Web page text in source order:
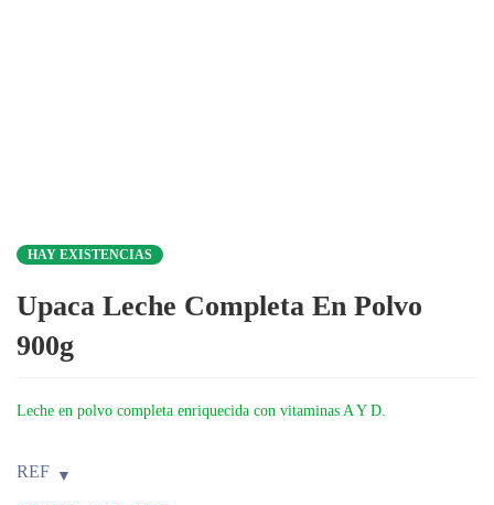
HAY EXISTENCIAS
Upaca Leche Completa En Polvo
900g
Leche en polvo completa enriquecida con vitaminas A Y D.
REF